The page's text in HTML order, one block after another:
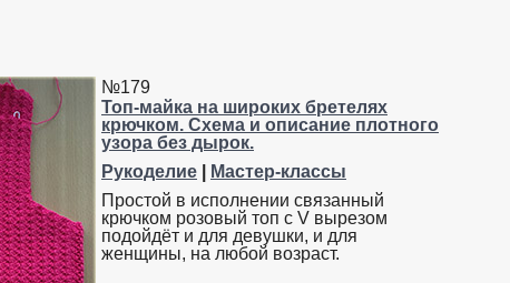
№179
Топ-майка на широких бретелях
крючком. Схема и описание плотного
узора без дырок.
Рукоделие
Мастер-классы
Простой в исполнении связанный
крючком розовый топ с V вырезом
подойдёт и для девушки, и для
женщины, на любой возраст.